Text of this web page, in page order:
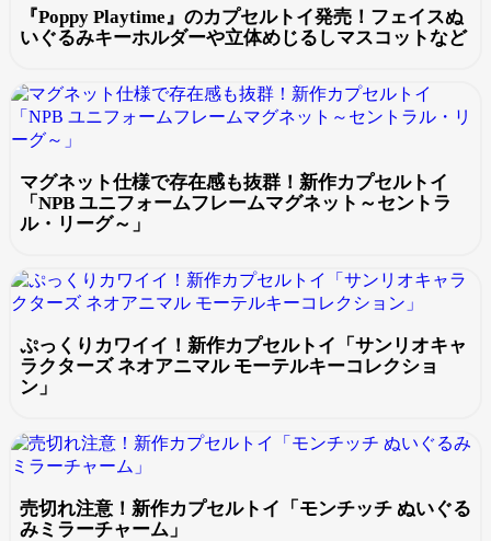
『Poppy Playtime』のカプセルトイ発売！フェイスぬ
いぐるみキーホルダーや立体めじるしマスコットなど
マグネット仕様で存在感も抜群！新作カプセルトイ
「NPB ユニフォームフレームマグネット～セントラ
ル・リーグ～」
ぷっくりカワイイ！新作カプセルトイ「サンリオキャ
ラクターズ ネオアニマル モーテルキーコレクショ
ン」
売切れ注意！新作カプセルトイ「モンチッチ ぬいぐる
みミラーチャーム」